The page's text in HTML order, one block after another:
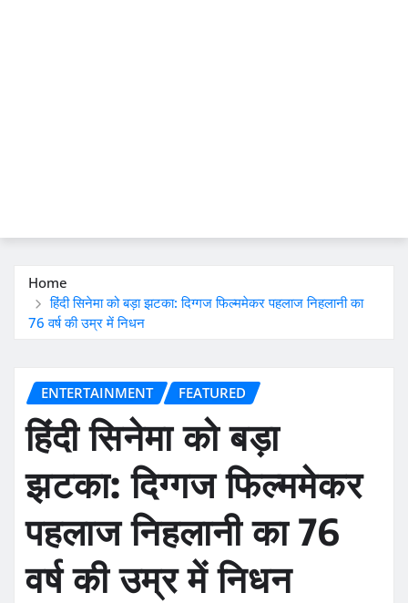
Home
हिंदी सिनेमा को बड़ा झटका: दिग्गज फिल्ममेकर पहलाज निहलानी का
76 वर्ष की उम्र में निधन
ENTERTAINMENT FEATURED
हिंदी सिनेमा को बड़ा
झटका: दिग्गज फिल्ममेकर
पहलाज निहलानी का 76
वर्ष की उम्र में निधन